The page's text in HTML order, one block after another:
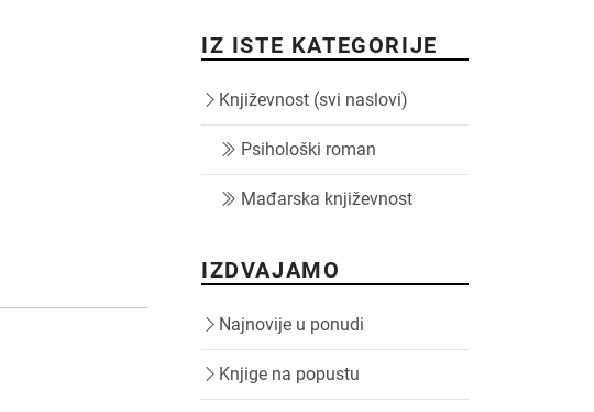
IZ ISTE KATEGORIJE
Književnost (svi naslovi)
Psihološki roman
Mađarska književnost
IZDVAJAMO
Najnovije u ponudi
Knjige na popustu